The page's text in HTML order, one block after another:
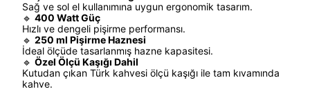
Sağ ve sol el kullanımına uygun ergonomik tasarım.
🔹 400 Watt Güç
Hızlı ve dengeli pişirme performansı.
🔹 250 ml Pişirme Haznesi
İdeal ölçüde tasarlanmış hazne kapasitesi.
🔹 Özel Ölçü Kaşığı Dahil
Kutudan çıkan Türk kahvesi ölçü kaşığı ile tam kıvamında
kahve.